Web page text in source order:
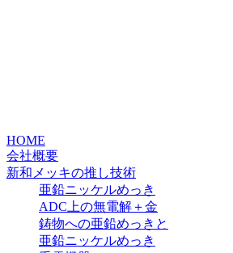
HOME
会社概要
新和メッキの推し技術
亜鉛ニッケルめっき
ADC上の無電解＋金
鋳物への亜鉛めっきと
亜鉛ニッケルめっき